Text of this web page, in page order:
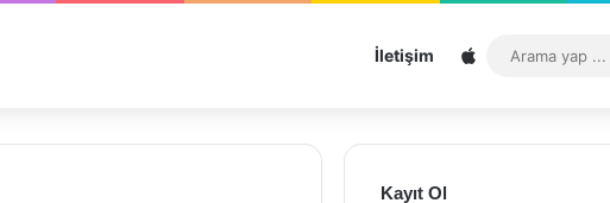
İletişim Sitemap
Kayıt Ol